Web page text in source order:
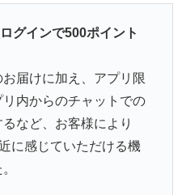
グインで500ポイント
届けに加え、アプリ限
内からのチャットでの
など、お客様により
に感じていただける機